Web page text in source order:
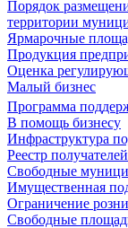
Порядок
территории
Ярмарочные
Продукция
Оценка
Малый бизнес
Программа
В помощь бизнесу
Инфраструктура
Реестр
Свободные
Имущественная
Ограничение
Свободные